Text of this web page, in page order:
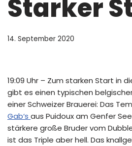
Starker
14. September 2020
19:09 Uhr – Zum starken Start in
gibt es einen typischen
einer Schweizer Brauerei: Das
Gab‘s aus Puidoux am Genfer
stärkere große Bruder vom
ist das Triple aber hell. Das